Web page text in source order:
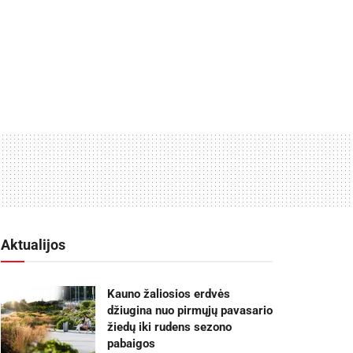
Aktualijos
Kauno žaliosios erdvės
džiugina nuo pirmųjų pavasario
žiedų iki rudens sezono
pabaigos